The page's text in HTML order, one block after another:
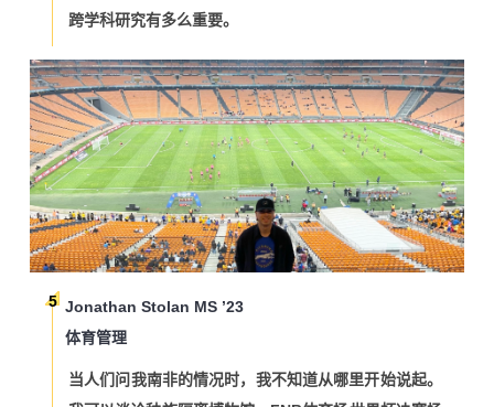
跨学科研究有多么重要。
5 Jonathan Stolan MS ’23
体育管理
当人们问我南非的情况时，我不知道从哪里开始说起。